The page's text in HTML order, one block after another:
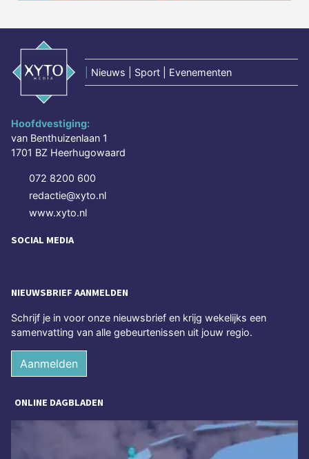
Nieuws | Sport | Evenementen
Hoofdvestiging:
van Benthuizenlaan 1
1701 BZ Heerhugowaard
072 8200 600
redactie@xyto.nl
www.xyto.nl
SOCIAL MEDIA
NIEUWSBRIEF AANMELDEN
Schrijf je in voor onze nieuwsbrief en krijg wekelijks een
samenvatting van alle gebeurtenissen uit jouw regio.
Aanmelden
ONLINE DAGBLADEN